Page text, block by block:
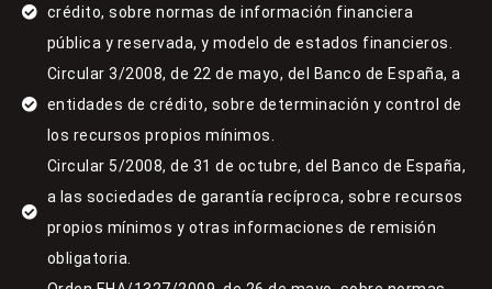
crédito, sobre normas de información financiera
pública y reservada, y modelo de estados financieros.
Circular 3/2008, de 22 de mayo, del Banco de España, a
entidades de crédito, sobre determinación y control de
los recursos propios mínimos.
Circular 5/2008, de 31 de octubre, del Banco de España,
a las sociedades de garantía recíproca, sobre recursos
propios mínimos y otras informaciones de remisión
obligatoria.